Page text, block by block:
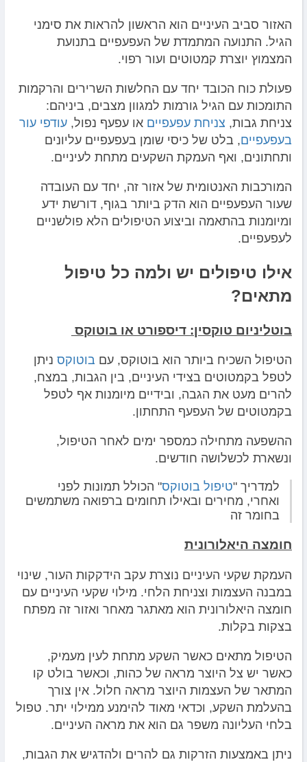
האזור סביב העיניים הוא הראשון להראות את סימני
הגיל. התנועה המתמדת של העפעפיים בתנועת
המצמוץ יוצרת קמטוטים ועור רפוי.
פעולת כוח הכובד יחד עם החלשות השרירים והרקמות
התומכות עם הגיל גורמות למגוון מצבים, ביניהם:
צניחת גבות, צניחת עפעפיים או עפעף נפול, עודפי עור
בעפעפיים, בלט של כיסי שומן בעפעפיים עליונים
ותחתונים, ואף העמקת השקעים מתחת לעיניים.
המורכבות האנטומית של אזור זה, יחד עם העובדה
שעור העפעפיים הוא הדק ביותר בגוף, דורשת ידע
ומיומנות בהתאמה וביצוע הטיפולים הלא פולשניים
לעפעפיים.
אילו טיפולים יש ולמה כל טיפול
מתאים?
בוטליניום טוקסין: דיספורט או בוטוקס
הטיפול השכיח ביותר הוא בוטוקס, עם בוטוקס ניתן
לטפל בקמטוטים בצידי העיניים, בין הגבות, במצח,
להרים מעט את הגבה, ובידיים מיומנות אף לטפל
בקמטוטים של העפעף התחתון.
ההשפעה מתחילה כמספר ימים לאחר הטיפול,
ונשארת לכשלושה חודשים.
למדריך "טיפול בוטוקס" הכולל תמונות לפני
ואחרי, מחירים ובאילו תחומים ברפואה משתמשים
בחומר זה
חומצה היאלורונית
העמקת שקעי העיניים נוצרת עקב הידקקות העור, שינוי
במבנה העצמות וצניחת הלחי. מילוי שקעי העיניים עם
חומצה היאלורונית הוא מאתגר מאחר ואזור זה מפתח
בצקות בקלות.
הטיפול מתאים כאשר השקע מתחת לעין מעמיק,
כאשר יש צל היוצר מראה של כהות, וכאשר בולט קו
המתאר של העצמות היוצר מראה חלול. אין צורך
בהעלמת השקע, וכדאי מאוד להימנע ממילוי יתר. טפול
בלחי העליונה משפר גם הוא את מראה העיניים.
ניתן באמצעות הזרקות גם להרים ולהדגיש את הגבות,